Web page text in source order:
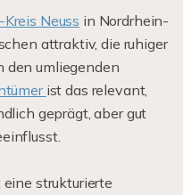
Neuss in Nordrhein-
attraktiv, die ruhiger
den umliegenden
ist das relevant,
geprägt, aber gut
strukturierte